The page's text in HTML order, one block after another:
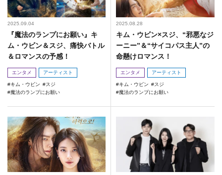
2025.09.04
『魔法のランプにお願い』キ
ム・ウビン＆スジ、痛快バトル
＆ロマンスの予感！
エンタメ アーティスト
キム・ウビン
スジ
魔法のランプにお願い
2025.08.28
キム・ウビン×スジ、“邪悪なジ
ーニー”＆“サイコパス主人”の
命懸けロマンス！
エンタメ アーティスト
キム・ウビン
スジ
魔法のランプにお願い